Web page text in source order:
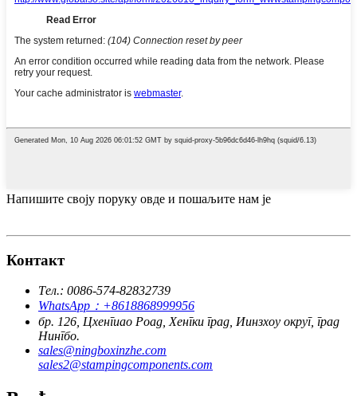
Напишите своју поруку овде и пошаљите нам је
Контакт
Тел.: 0086-574-82832739
WhatsApp：+8618868999956
бр. 126, Цхенгиао Роад, Хенгки град, Иинзхоу округ, град
Нингбо.
sales@ningboxinzhe.com
sales2@stampingcomponents.com